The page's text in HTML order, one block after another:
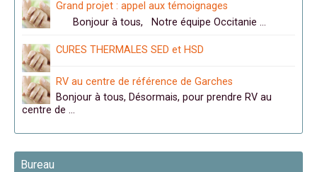
Grand projet : appel aux témoignages
Bonjour à tous, Notre équipe Occitanie …
CURES THERMALES SED et HSD
RV au centre de référence de Garches
Bonjour à tous, Désormais, pour prendre RV au
centre de …
Bureau